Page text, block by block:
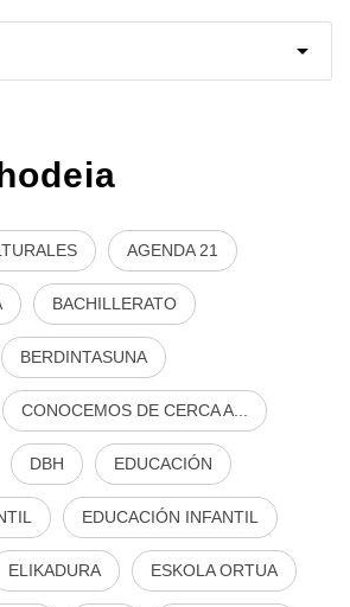
AGENDA 21
BACHILLERATO
BERDINTASUNA
CONOCEMOS DE CERCA A...
DBH EDUCACIÓN
EDUCACIÓN INFANTIL
ELIKADURA ESKOLA ORTUA